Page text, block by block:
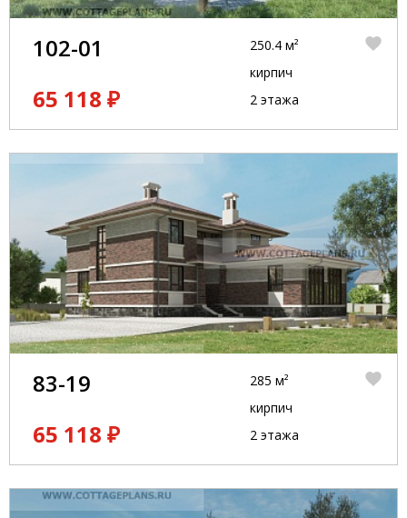
102-01
65 118 ₽
250.4 м²
кирпич
2 этажа
83-19
65 118 ₽
285 м²
кирпич
2 этажа